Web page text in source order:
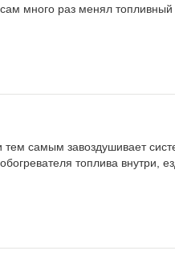
много раз менял
тем самым завоздушивает
топлива внутри,